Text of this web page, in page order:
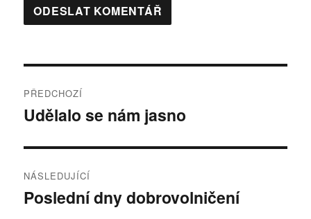
pro
PŘEDCHOZÍ
Předchozí
Udělalo se nám jasno
NÁSLEDUJÍCÍ
Následující
Poslední dny dobrovolničení